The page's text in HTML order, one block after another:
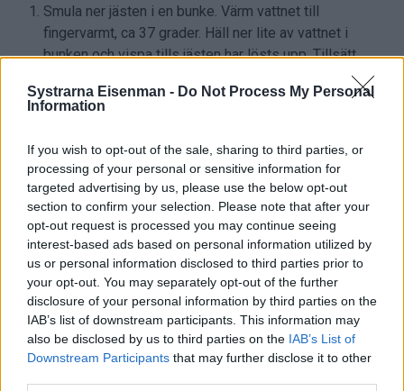
Systrarna Eisenman - Do Not Process My Personal
Information
If you wish to opt-out of the sale, sharing to third parties, or
processing of your personal or sensitive information for
targeted advertising by us, please use the below opt-out
section to confirm your selection. Please note that after your
opt-out request is processed you may continue seeing
interest-based ads based on personal information utilized by
us or personal information disclosed to third parties prior to
your opt-out. You may separately opt-out of the further
disclosure of your personal information by third parties on the
IAB’s list of downstream participants. This information may
also be disclosed by us to third parties on the IAB’s List of
Downstream Participants that may further disclose it to other
Smula ner jästen i en bunke. Värm vattnet till
fingervarmt, ca 37 grader. Häll ner lite av vattnet i
bunken och vispa tills jästen har lösts upp. Tillsätt
sedan resten av vattnet. Tillsätt saltet och sedan ca 4
dl vetemjöl. Knåda degen till en smidig deg, för hand
degen är för kladdig. Täck degen med en kökshandduk
och låt jäsa i ca 1 timme. Ställ den sedan i kylen i 30
minuter.
Mjöla en bakbord. Lägg smöret på bordet och strö över
lite mjöl. Banka smöret med en kavel. Fortsätt att banka
på smöret tills den har mjuknat, är formbar och går att
vika. Banka sedan på smöret tills du har en tunn
rektangel, ca 12 x 24 cm. Lägg smöret på en plåt täckt
med bakplåtspapper och ställ i kylen (i max 15
minuter).
Mjöla bakbordet och kavla ut degen till en rektangel, ca